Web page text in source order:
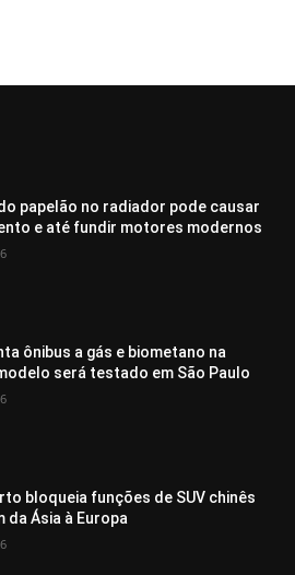
papelão no radiador pode causar
e até fundir motores modernos
ônibus a gás e biometano na
será testado em São Paulo
bloqueia funções de SUV chinês
da Ásia à Europa